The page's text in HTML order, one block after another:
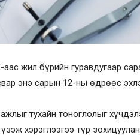
жил бүрийн гуравдугаар
энэ сарын 12-ны өдрөөс
тухайн тоноглолыг
хэрэглээгээ түр